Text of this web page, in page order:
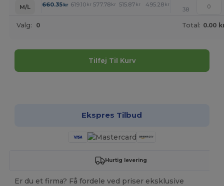
M/L
660.35kr 619.10 kr 577.78 kr 515.87 kr 495.28 kr +
38
Valg: 0 Total: 0.00
Tilføj Til Kurv
Ekspres Tilbud
Hurtig levering
Er du et firma? Få fordele ved priser eksklusive